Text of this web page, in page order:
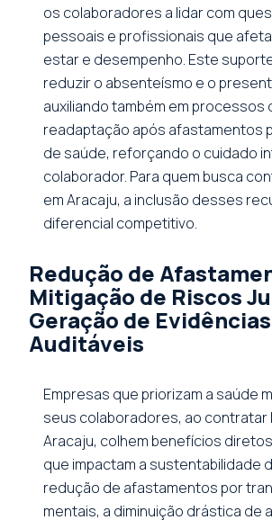
os colaboradores a lidar com
pessoais e profissionais que
estar e desempenho. Este
reduzir o absenteísmo e o
auxiliando também em processos
readaptação após afastamentos
de saúde, reforçando o cuidado
colaborador. Para quem busca
em Aracaju, a inclusão desses
diferencial competitivo.
Redução de
Mitigação de Riscos
Geração de Evidências
Auditáveis
Empresas que priorizam a saúde
seus colaboradores, ao contratar
Aracaju, colhem benefícios
que impactam a sustentabilidade
redução de afastamentos por
mentais, a diminuição drástica de